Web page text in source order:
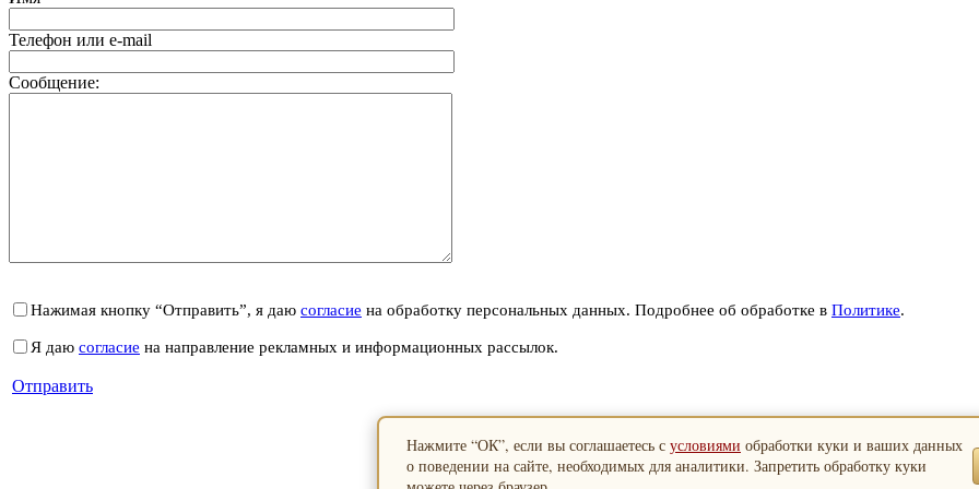
Телефон или e-mail
Сообщение:
Нажимая кнопку “Отправить”, я даю согласие на обработку персональных данных. Подробнее об обработке в Политике.
Я даю согласие на направление рекламных и информационных рассылок.
Отправить
Нажмите “ОК”, если вы соглашаетесь с условиями обработки куки и ваших данных
о поведении на сайте, необходимых для аналитики. Запретить обработку куки